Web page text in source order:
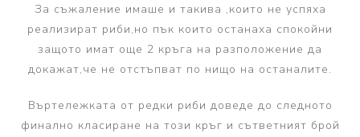
За съжаление имаше и такива ,които не успяха
реализират риби,но пък които останаха спокойни
защото имат още 2 кръга на разположение да
докажат,че не отстъпват по нищо на останалите.
Въртележката от редки риби доведе до следното
финално класиране на този кръг и сътветният брой